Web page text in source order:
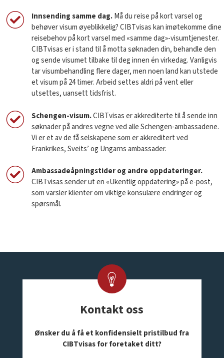
Innsending samme dag.Må du reise på kort varsel og
behøver visum øyeblikkelig? CIBTvisas kan imøtekomme dine
reisebehov på kort varsel med «samme dag»-visumtjenester.
CIBTvisas er i stand til å motta søknaden din, behandle den
og sende visumet tilbake til deg innen én virkedag. Vanligvis
tar visumbehandling flere dager, men noen land kan utstede
et visum på 24 timer. Arbeid settes aldri på vent eller
utsettes, uansett tidsfrist.
Schengen-visum.CIBTvisas er akkrediterte til å sende inn
søknader på andres vegne ved alle Schengen-ambassadene.
Vi er et av de få selskapene som er akkreditert ved
Frankrikes, Sveits’ og Ungarns ambassader.
Ambassadeåpningstider og andre oppdateringer.
CIBTvisas sender ut en «Ukentlig oppdatering» på e-post,
som varsler klienter om viktige konsulære endringer og
spørsmål.
Kontakt oss
Ønsker du å få et konfidensielt pristilbud fra
CIBTvisas for foretaket ditt?